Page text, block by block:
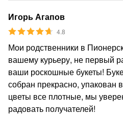
Игорь Агапов
4.8
Мои родственники в
вашему курьеру, не первый
ваши роскошные букеты!
собран прекрасно, упакован
цветы все плотные, мы
радовать получателей!